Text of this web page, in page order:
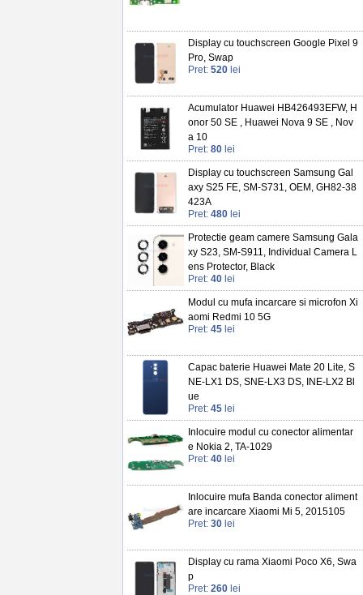
Display cu touchscreen Google Pixel 9
Pro, Swap
Pret: 520 lei
Acumulator Huawei HB426493EFW, H
onor 50 SE , Huawei Nova 9 SE , Nov
a 10
Pret: 80 lei
Display cu touchscreen Samsung Gal
axy S25 FE, SM-S731, OEM, GH82-38
423A
Pret: 480 lei
Protectie geam camere Samsung Gala
xy S23, SM-S911, Individual Camera L
ens Protector, Black
Pret: 40 lei
Modul cu mufa incarcare si microfon Xi
aomi Redmi 10 5G
Pret: 45 lei
Capac baterie Huawei Mate 20 Lite, S
NE-LX1 DS, SNE-LX3 DS, INE-LX2 Bl
ue
Pret: 45 lei
Inlocuire modul cu conector alimentar
e Nokia 2, TA-1029
Pret: 40 lei
Inlocuire mufa Banda conector aliment
are incarcare Xiaomi Mi 5, 2015105
Pret: 30 lei
Display cu rama Xiaomi Poco X6, Swa
p
Pret: 260 lei